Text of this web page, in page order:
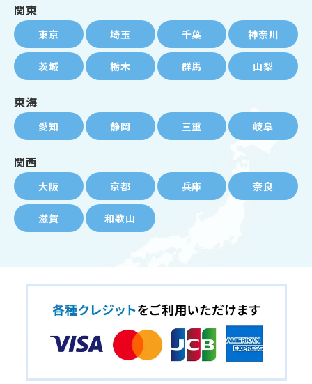
関東
東京 埼玉 千葉 神奈川
茨城 栃木 群馬 山梨
東海
愛知 静岡 三重 岐阜
関西
大阪 京都 兵庫 奈良
滋賀 和歌山